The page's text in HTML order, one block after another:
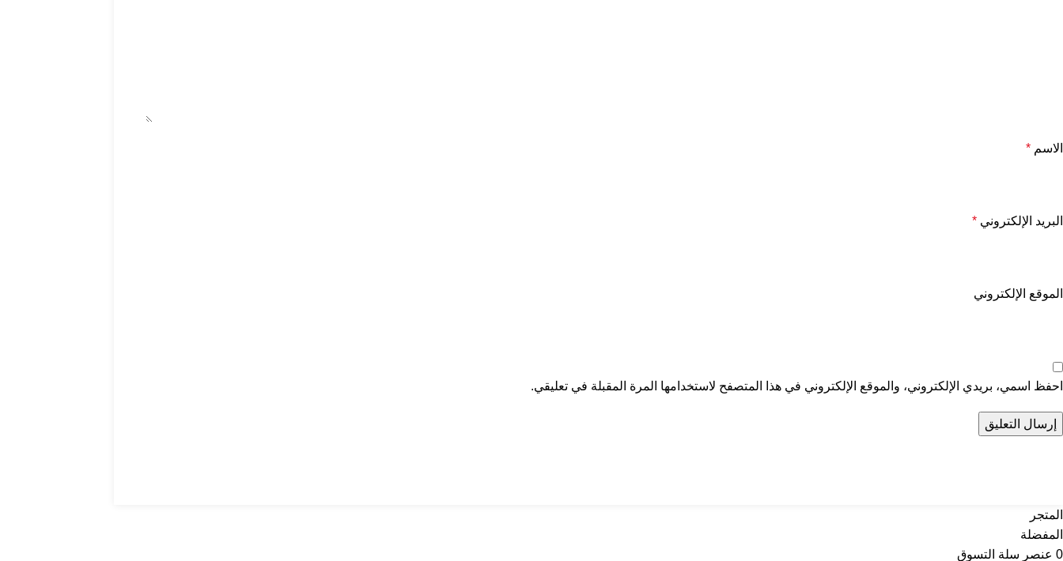
الاسم *
البريد الإلكتروني *
الموقع الإلكتروني
احفظ اسمي، بريدي الإلكتروني، والموقع الإلكتروني في هذا المتصفح لاستخدامها المرة المقبلة في تعليقي.
المتجر
المفضلة
0 عنصر سلة التسوق